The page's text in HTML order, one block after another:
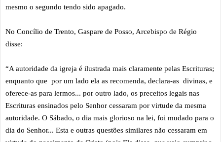
mesmo o segundo tendo sido apagado.
No Concílio de Trento, Gaspare de Posso, Arcebispo de Régio
disse:
“A autoridade da igreja é ilustrada mais claramente pelas Escrituras;
enquanto que por um lado ela as recomenda, declara-as divinas, e
oferece-as para lermos... por outro lado, os preceitos legais nas
Escrituras ensinados pelo Senhor cessaram por virtude da mesma
autoridade. O Sábado, o dia mais glorioso na lei, foi mudado para o
dia do Senhor... Esta e outras questões similares não cessaram em